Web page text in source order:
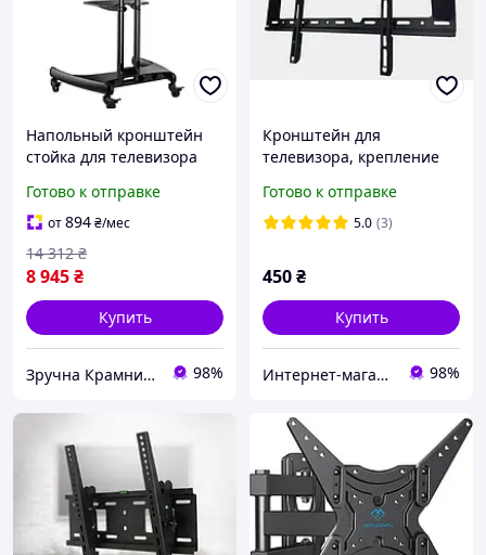
Напольный кронштейн
стойка для телевизора
45 5 кг черный MK-4712
Готово к отправке
от894₴/мес
8 945₴
14 312 ₴
Купить
Зручна Крамниця 98%
Кронштейн для
телевизора, крепление
Готово к отправке
5.0 (3)
450₴
Купить
Интернет-магазин «Gadgetarium» 98%